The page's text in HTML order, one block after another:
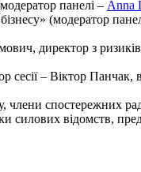
панелі – Anna
(модератор
директор з
сесії – Віктор
члени спостережних
силових відомств,